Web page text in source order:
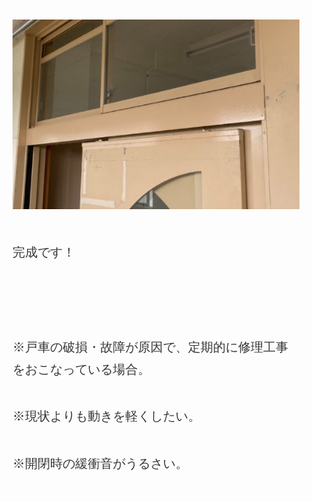
完成です！
※戸車の破損・故障が原因で、定期的に修理工事
をおこなっている場合。
※現状よりも動きを軽くしたい。
※開閉時の緩衝音がうるさい。